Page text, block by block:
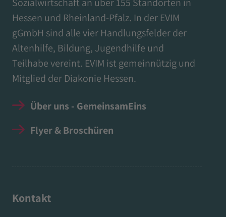
Sozialwirtschaft an über 155 Standorten in
Hessen und Rheinland-Pfalz. In der EVIM
gGmbH sind alle vier Handlungsfelder der
Altenhilfe, Bildung, Jugendhilfe und
Teilhabe vereint. EVIM ist gemeinnützig und
Mitglied der Diakonie Hessen.
Über uns - GemeinsamEins
Flyer & Broschüren
Kontakt